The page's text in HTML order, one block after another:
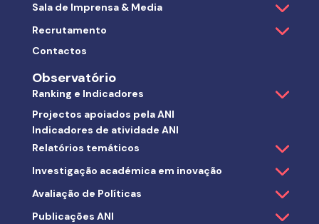
Sala de Imprensa & Media
Recrutamento
Contactos
Observatório
Ranking e Indicadores
Projectos apoiados pela ANI
Indicadores de atividade ANI
Relatórios temáticos
Investigação académica em inovação
Avaliação de Políticas
Publicações ANI